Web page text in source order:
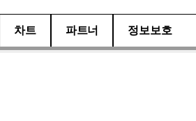
차트 파트너 정보보호